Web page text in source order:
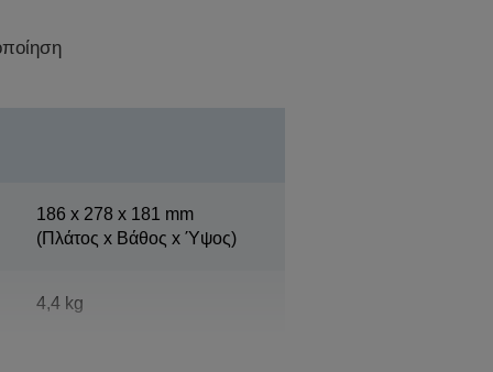
186‎ x 278 x 181 mm
(Πλάτος x Βάθος x Ύψος)
4,4 kg